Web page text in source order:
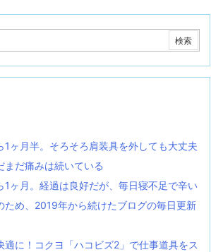
1ヶ月半。そろそろ肩装具を外しても大丈夫
まだ痛みは続いている
1ヶ月。経過は良好だが、毎日寝不足で辛い
ため、2019年から続けたブログの毎日更新
適に！コクヨ「ハコビズ2」で仕事道具をス